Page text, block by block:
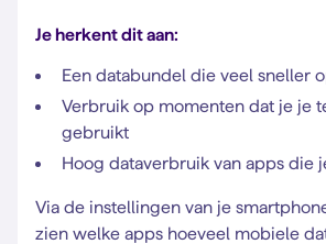
Je herkent dit aan:
Een databundel die veel sneller
Verbruik op momenten dat je je
gebruikt
Hoog dataverbruik van apps die
Via de instellingen van je
zien welke apps hoeveel mobiele